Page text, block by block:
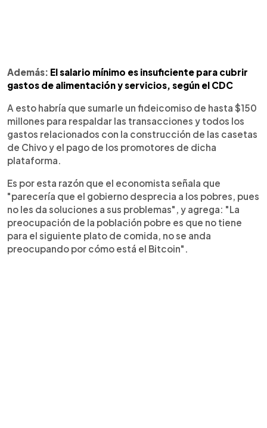
Además: El salario mínimo es insuficiente para cubrir
gastos de alimentación y servicios, según el CDC
A esto habría que sumarle un fideicomiso de hasta $150
millones para respaldar las transacciones y todos los
gastos relacionados con la construcción de las casetas
de Chivo y el pago de los promotores de dicha
plataforma.
Es por esta razón que el economista señala que
"parecería que el gobierno desprecia a los pobres, pues
no les da soluciones a sus problemas", y agrega: "La
preocupación de la población pobre es que no tiene
para el siguiente plato de comida, no se anda
preocupando por cómo está el Bitcoin".